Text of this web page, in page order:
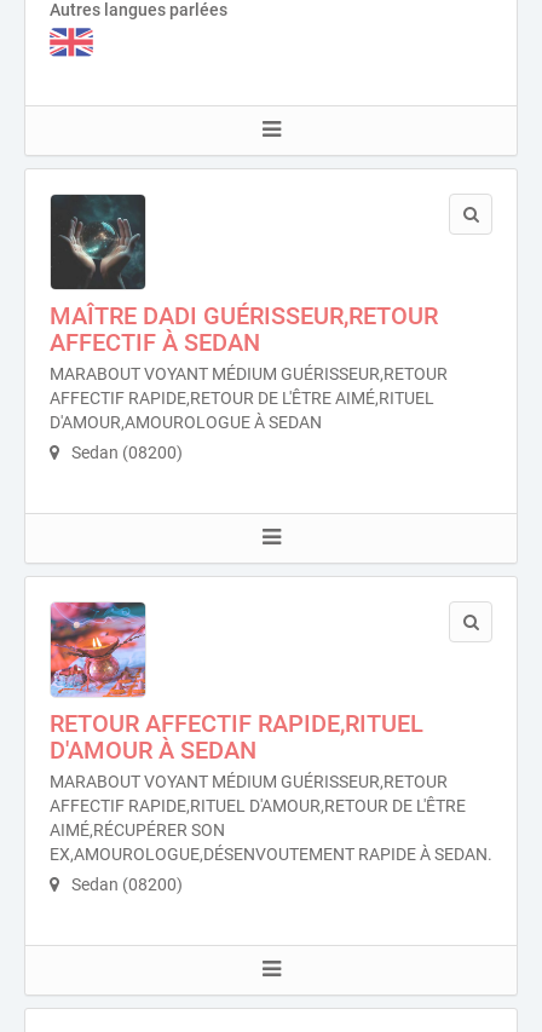
Autres langues parlées
MAÎTRE DADI GUÉRISSEUR,RETOUR
AFFECTIF À SEDAN
MARABOUT VOYANT MÉDIUM GUÉRISSEUR,RETOUR
AFFECTIF RAPIDE,RETOUR DE L'ÊTRE AIMÉ,RITUEL
D'AMOUR,AMOUROLOGUE À SEDAN
Sedan (08200)
RETOUR AFFECTIF RAPIDE,RITUEL
D'AMOUR À SEDAN
MARABOUT VOYANT MÉDIUM GUÉRISSEUR,RETOUR
AFFECTIF RAPIDE,RITUEL D'AMOUR,RETOUR DE L'ÊTRE
AIMÉ,RÉCUPÉRER SON
EX,AMOUROLOGUE,DÉSENVOUTEMENT RAPIDE À SEDAN.
Sedan (08200)